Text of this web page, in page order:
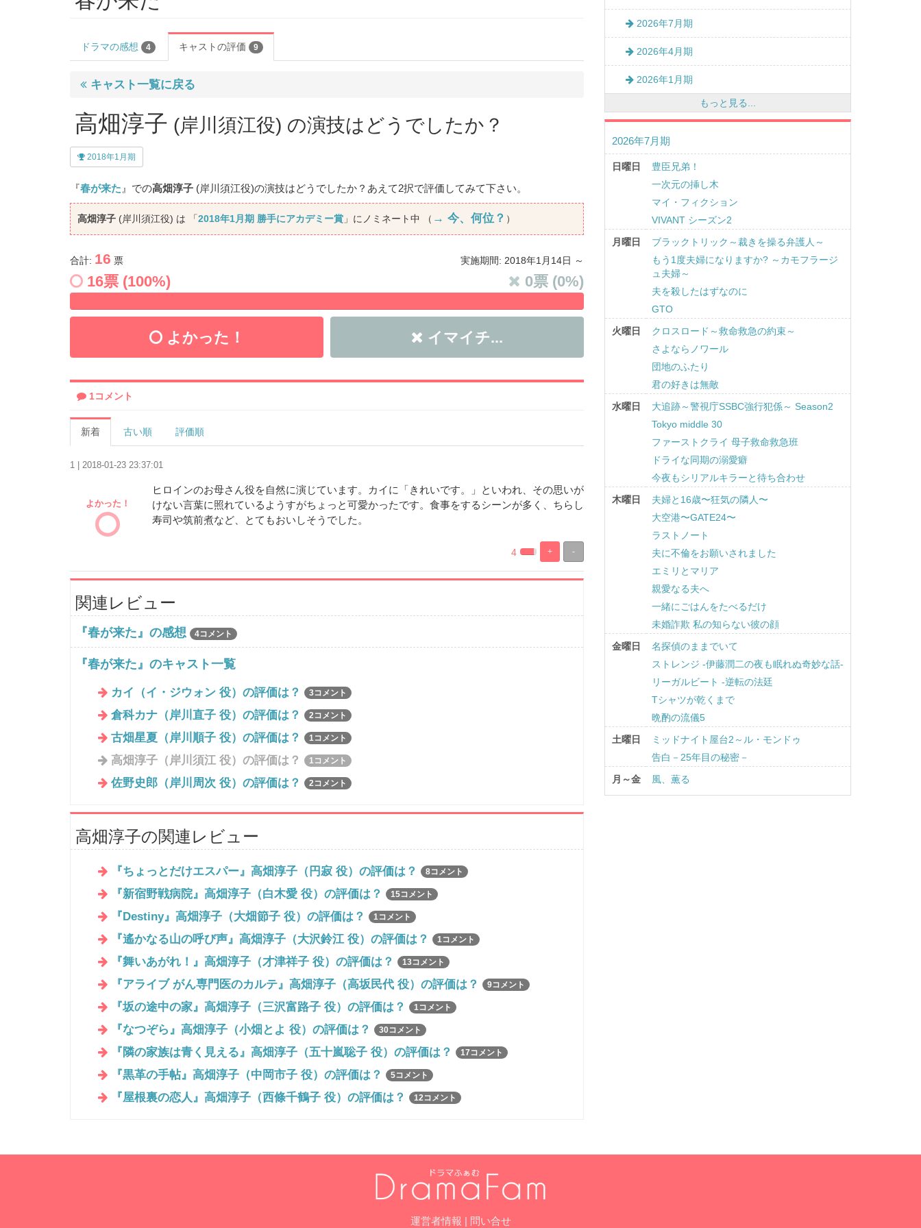
ドラマの感想 4 キャストの評価 9
キャスト一覧に戻る
高畑淳子 (岸川須江役) の演技はどうでしたか？
2018年1月期
『春が来た 』での高畑淳子 (岸川須江役)の演技はどうでしたか？あえて2択で評価してみて下さい。
高畑淳子 (岸川須江役) は 「2018年1月期 勝手にアカデミー賞 」にノミネート中 （ → 今、何位？ ）
合計: 16 票 実施期間: 2018年1月14日 ～
16票 (100%) 0票 (0%)
よかった！ イマイチ...
1コメント
新着 古い順 評価順
1 | 2018-01-23 23:37:01
よかった！
ヒロインのお母さん役を自然に演じています。カイに「きれいです。」といわれ、その思いが
けない言葉に照れているようすがちょっと可愛かったです。食事をするシーンが多く、ちらし
寿司や筑前煮など、とてもおいしそうでした。
-
+
%100%
4
関連レビュー
『春が来た』の感想 4コメント
『春が来た』のキャスト一覧
カイ（イ・ジウォン 役）の評価は？ 3コメント
倉科カナ（岸川直子 役）の評価は？ 2コメント
古畑星夏（岸川順子 役）の評価は？ 1コメント
高畑淳子（岸川須江 役）の評価は？ 1コメント
佐野史郎（岸川周次 役）の評価は？ 2コメント
高畑淳子の関連レビュー
『ちょっとだけエスパー』高畑淳子（円寂 役）の評価は？ 8コメント
『新宿野戦病院』高畑淳子（白木愛 役）の評価は？ 15コメント
『Destiny』高畑淳子（大畑節子 役）の評価は？ 1コメント
『遙かなる山の呼び声』高畑淳子（大沢鈴江 役）の評価は？ 1コメント
『舞いあがれ！』高畑淳子（才津祥子 役）の評価は？ 13コメント
『アライブ がん専門医のカルテ』高畑淳子（高坂民代 役）の評価は？ 9コメント
『坂の途中の家』高畑淳子（三沢富路子 役）の評価は？ 1コメント
『なつぞら』高畑淳子（小畑とよ 役）の評価は？ 30コメント
『隣の家族は青く見える』高畑淳子（五十嵐聡子 役）の評価は？ 17コメント
『黒革の手帖』高畑淳子（中岡市子 役）の評価は？ 5コメント
『屋根裏の恋人』高畑淳子（西條千鶴子 役）の評価は？ 12コメント
2026年7月期
2026年4月期
2026年1月期
もっと見る...
2026年7月期
日曜日
豊臣兄弟！
一次元の挿し木
マイ・フィクション
VIVANT シーズン2
月曜日
ブラックトリック～裁きを操る弁護人～
もう1度夫婦になりますか? ～カモフラージ
ュ夫婦～
夫を殺したはずなのに
GTO
火曜日
クロスロード～救命救急の約束～
さよならノワール
団地のふたり
君の好きは無敵
水曜日
大追跡～警視庁SSBC強行犯係～ Season2
Tokyo middle 30
ファーストクライ 母子救命救急班
ドライな同期の溺愛癖
今夜もシリアルキラーと待ち合わせ
木曜日
夫婦と16歳〜狂気の隣人〜
大空港〜GATE24〜
ラストノート
夫に不倫をお願いされました
エミリとマリア
親愛なる夫へ
一緒にごはんをたべるだけ
未婚詐欺 私の知らない彼の顔
金曜日
名探偵のままでいて
ストレンジ -伊藤潤二の夜も眠れぬ奇妙な話-
リーガルビート -逆転の法廷
Tシャツが乾くまで
晩酌の流儀5
土曜日
ミッドナイト屋台2～ル・モンドゥ
告白－25年目の秘密－
月～金
風、薫る
運営者情報 | 問い合せ